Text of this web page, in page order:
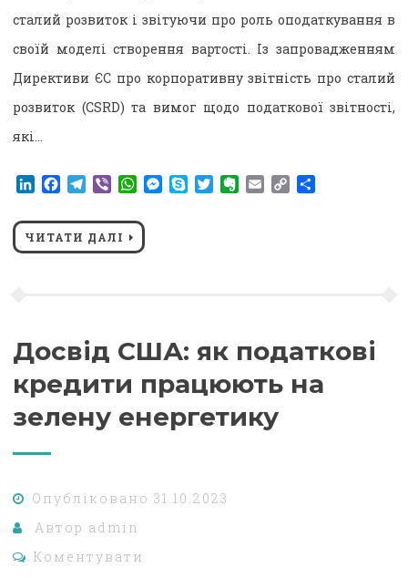
сталий розвиток і звітуючи про роль оподаткування в
своїй моделі створення вартості. Із запровадженням
Директиви ЄС про корпоративну звітність про сталий
розвиток (CSRD) та вимог щодо податкової звітності,
які…
LinkedIn
Facebook
Telegram
ViberWhatsApp
Messenger
SkypeTwitterEvernote
EmailCopy
ЧИТАТИ ДАЛІ
Досвід США: як податкові
кредити працюють на
зелену енергетику
Опубліковано 31.10.2023
Автор admin
Коментувати